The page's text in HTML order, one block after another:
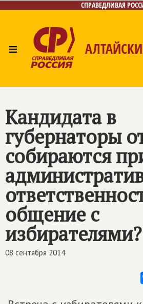
СПРАВЕДЛИВАЯ
≡
Кандидата в
губернаторы
собираются
общение с
избирателями?
08 сентября 2014